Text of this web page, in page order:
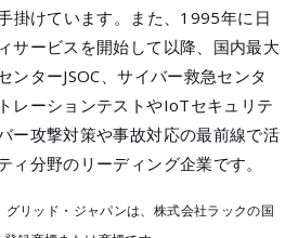
掛けています。また、1995年に日
サービスを開始して以降、国内最大
ンターJSOC、サイバー救急センタ
レーションテストやIoTセキュリテ
ー攻撃対策や事故対応の最前線で活
ィ分野のリーディング企業です。
グリッド・ジャパンは、株式会社ラックの国